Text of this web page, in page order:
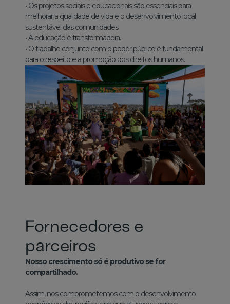
• Os projetos sociais e educacionais são essenciais para
melhorar a qualidade de vida e o desenvolvimento local
sustentável das comunidades.
• A educação é transformadora.
• O trabalho conjunto com o poder público é fundamental
para o respeito e a promoção dos direitos humanos.
Fornecedores e
parceiros
Nosso crescimento só é produtivo se for
compartilhado.
Assim, nos comprometemos com o desenvolvimento